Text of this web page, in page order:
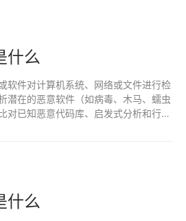
什么
软件对计算机系统、网络或文件进行检
潜在的恶意软件（如病毒、木马、蠕虫
对已知恶意代码库、启发式分析和行为
什么